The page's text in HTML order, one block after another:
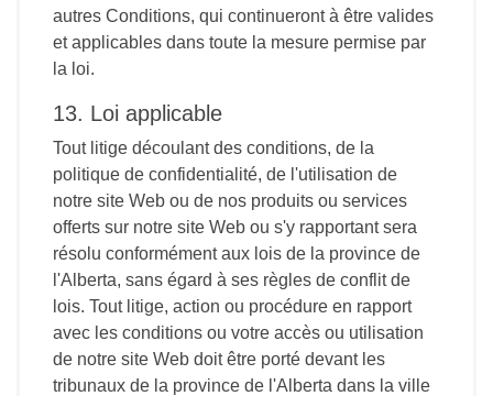
autres Conditions, qui continueront à être valides
et applicables dans toute la mesure permise par
la loi.
13. Loi applicable
Tout litige découlant des conditions, de la
politique de confidentialité, de l'utilisation de
notre site Web ou de nos produits ou services
offerts sur notre site Web ou s'y rapportant sera
résolu conformément aux lois de la province de
l'Alberta, sans égard à ses règles de conflit de
lois. Tout litige, action ou procédure en rapport
avec les conditions ou votre accès ou utilisation
de notre site Web doit être porté devant les
tribunaux de la province de l'Alberta dans la ville